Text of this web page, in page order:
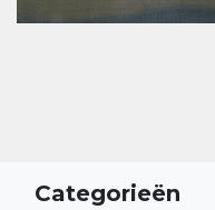
Categorieën